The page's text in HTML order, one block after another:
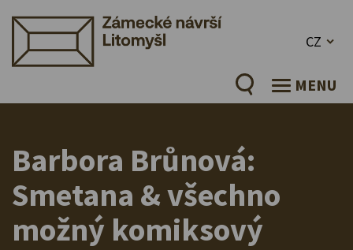
CZ
MENU
Barbora Brůnová:
Smetana & všechno
možný komiksový